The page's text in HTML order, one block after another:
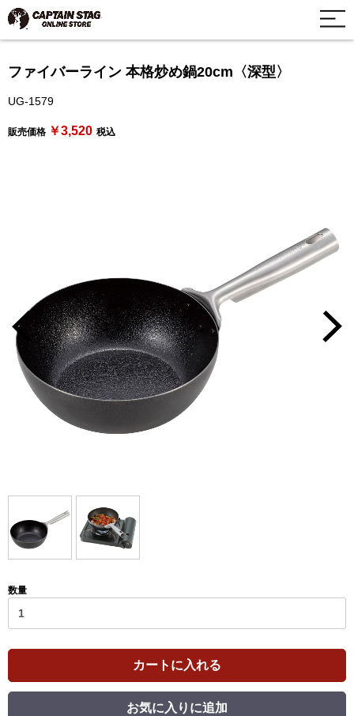
ファイバーライン 本格炒め鍋20cm〈深型〉
UG-1579
販売価格 ￥3,520 税込
数量
カートに入れる
お気に入りに追加